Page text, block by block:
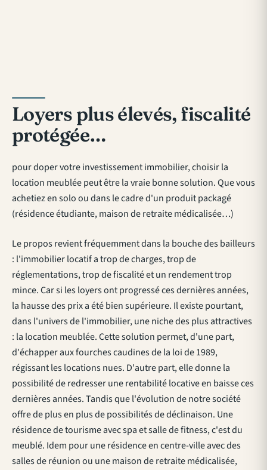
Loyers plus élevés, fiscalité
protégée…
pour doper votre investissement immobilier, choisir la
location meublée peut être la vraie bonne solution. Que vous
achetiez en solo ou dans le cadre d'un produit packagé
(résidence étudiante, maison de retraite médicalisée…)
Le propos revient fréquemment dans la bouche des bailleurs
: l'immobilier locatif a trop de charges, trop de
réglementations, trop de fiscalité et un rendement trop
mince. Car si les loyers ont progressé ces dernières années,
la hausse des prix a été bien supérieure. Il existe pourtant,
dans l'univers de l'immobilier, une niche des plus attractives
: la location meublée. Cette solution permet, d'une part,
d'échapper aux fourches caudines de la loi de 1989,
régissant les locations nues. D'autre part, elle donne la
possibilité de redresser une rentabilité locative en baisse ces
dernières années. Tandis que l'évolution de notre société
offre de plus en plus de possibilités de déclinaison. Une
résidence de tourisme avec spa et salle de fitness, c'est du
meublé. Idem pour une résidence en centre-ville avec des
salles de réunion ou une maison de retraite médicalisée,